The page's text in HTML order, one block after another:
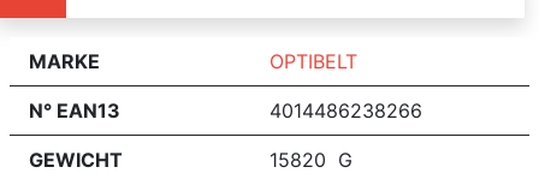
MARKE OPTIBELT
N° EAN13 4014486238266
GEWICHT 15820 G